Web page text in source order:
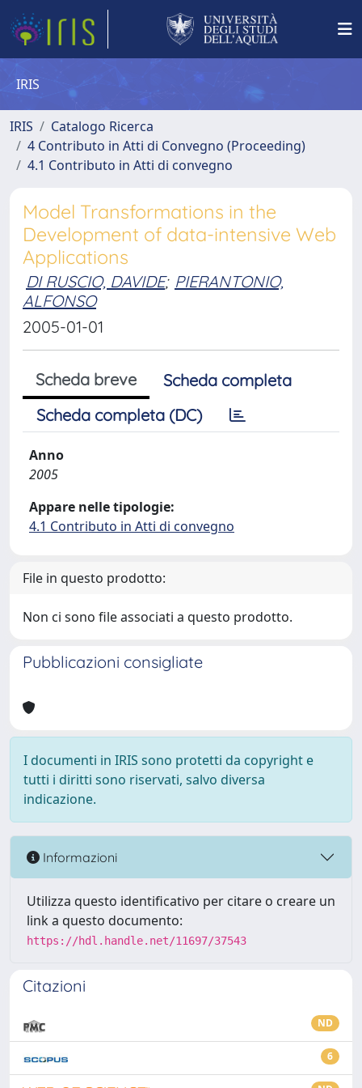
IRIS
IRIS
Catalogo Ricerca
4 Contributo in Atti di Convegno (Proceeding)
4.1 Contributo in Atti di convegno
Model Transformations in the
Development of data-intensive Web
Applications
DI RUSCIO, DAVIDE; PIERANTONIO,
ALFONSO
2005-01-01
Scheda breve
Scheda completa
Scheda completa (DC)
Anno
2005
Appare nelle tipologie:
4.1 Contributo in Atti di convegno
File in questo prodotto:
Non ci sono file associati a questo prodotto.
Pubblicazioni consigliate
I documenti in IRIS sono protetti da copyright e
tutti i diritti sono riservati, salvo diversa
indicazione.
Informazioni
Utilizza questo identificativo per citare o creare un
link a questo documento:
https://hdl.handle.net/11697/37543
Citazioni
ND
6